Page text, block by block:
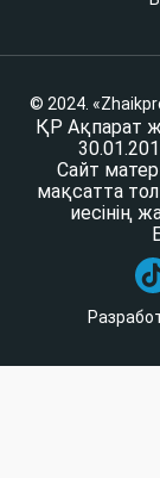
© 2024.
ҚР Ақпарат
Сайт
мақсатта
иесінің